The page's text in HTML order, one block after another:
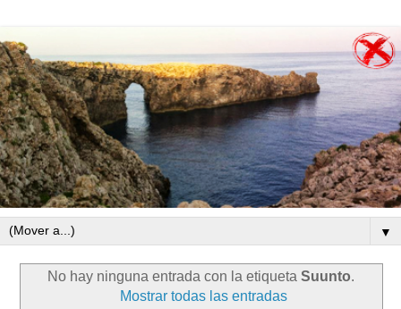
▼
No hay ninguna entrada con la etiqueta Suunto.
Mostrar todas las entradas